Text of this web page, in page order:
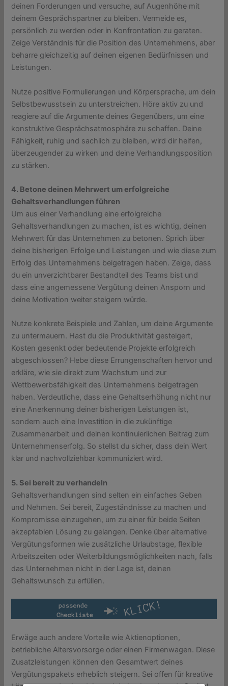
deinen Forderungen und versuche, auf Augenhöhe mit
deinem Gesprächspartner zu bleiben. Vermeide es,
persönlich zu werden oder in Konfrontation zu geraten.
Zeige Verständnis für die Position des Unternehmens, aber
beharre gleichzeitig auf deinen eigenen Bedürfnissen und
Leistungen.
Nutze positive Formulierungen und Körpersprache, um dein
Selbstbewusstsein zu unterstreichen. Höre aktiv zu und
reagiere auf die Argumente deines Gegenübers, um eine
konstruktive Gesprächsatmosphäre zu schaffen. Deine
Fähigkeit, ruhig und sachlich zu bleiben, wird dir helfen,
überzeugender zu wirken und deine Verhandlungsposition
zu stärken.
4. Betone deinen Mehrwert um erfolgreiche
Gehaltsverhandlungen führen
Um aus einer Verhandlung eine erfolgreiche
Gehaltsverhandlungen zu machen, ist es wichtig, deinen
Mehrwert für das Unternehmen zu betonen. Sprich über
deine bisherigen Erfolge und Leistungen und wie diese zum
Erfolg des Unternehmens beigetragen haben. Zeige, dass
du ein unverzichtbarer Bestandteil des Teams bist und
dass eine angemessene Vergütung deinen Ansporn und
deine Motivation weiter steigern würde.
Nutze konkrete Beispiele und Zahlen, um deine Argumente
zu untermauern. Hast du die Produktivität gesteigert,
Kosten gesenkt oder bedeutende Projekte erfolgreich
abgeschlossen? Hebe diese Errungenschaften hervor und
erkläre, wie sie direkt zum Wachstum und zur
Wettbewerbsfähigkeit des Unternehmens beigetragen
haben. Verdeutliche, dass eine Gehaltserhöhung nicht nur
eine Anerkennung deiner bisherigen Leistungen ist,
sondern auch eine Investition in die zukünftige
Zusammenarbeit und deinen kontinuierlichen Beitrag zum
Unternehmenserfolg. So stellst du sicher, dass dein Wert
klar und nachvollziehbar kommuniziert wird.
5. Sei bereit zu verhandeln
Gehaltsverhandlungen sind selten ein einfaches Geben
und Nehmen. Sei bereit, Zugeständnisse zu machen und
Kompromisse einzugehen, um zu einer für beide Seiten
akzeptablen Lösung zu gelangen. Denke über alternative
Vergütungsformen wie zusätzliche Urlaubstage, flexible
Arbeitszeiten oder Weiterbildungsmöglichkeiten nach, falls
das Unternehmen nicht in der Lage ist, deinen
Gehaltswunsch zu erfüllen.
Erwäge auch andere Vorteile wie Aktienoptionen,
betriebliche Altersvorsorge oder einen Firmenwagen. Diese
Zusatzleistungen können den Gesamtwert deines
Vergütungspakets erheblich steigern. Sei offen für kreative